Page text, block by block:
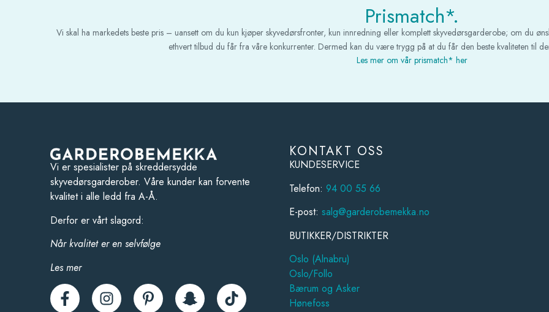
Prismatch*.
Vi skal ha markedets beste pris – uansett om du kun kjøper skyvedørsfronter, kun innredning eller komplett skyvedørsgarderobe; om du
ethvert tilbud du får fra våre konkurrenter. Dermed kan du være trygg på at du får den beste kvaliteten til
Les mer om vår prismatch* her
Vi er spesialister på skreddersydde
skyvedørsgarderober. Våre kunder kan forvente
kvalitet i alle ledd fra A-Å.
Derfor er vårt slagord:
Når kvalitet er en selvfølge
Les mer
KONTAKT OSS
KUNDESERVICE
Telefon: 94 00 55 66
E-post: salg@garderobemekka.no
BUTIKKER/DISTRIKTER
Oslo (Alnabru)
Oslo/Follo
Bærum og Asker
Hønefoss